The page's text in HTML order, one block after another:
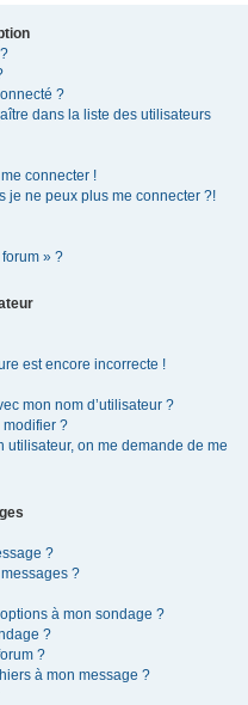
?
dans la liste des utilisateurs
connecter !
je ne peux plus me connecter ?!
» ?
est encore incorrecte !
mon nom d’utilisateur ?
modifier ?
utilisateur, on me demande de me
?
?
à mon sondage ?
?
?
à mon message ?